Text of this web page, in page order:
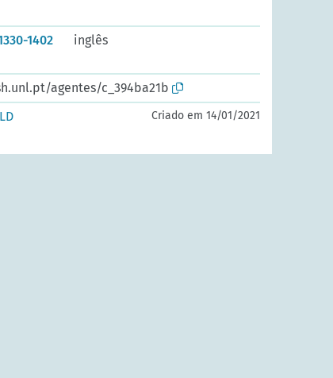
1402
inglês
agentes/c_394ba21b
Criado em 14/01/2021